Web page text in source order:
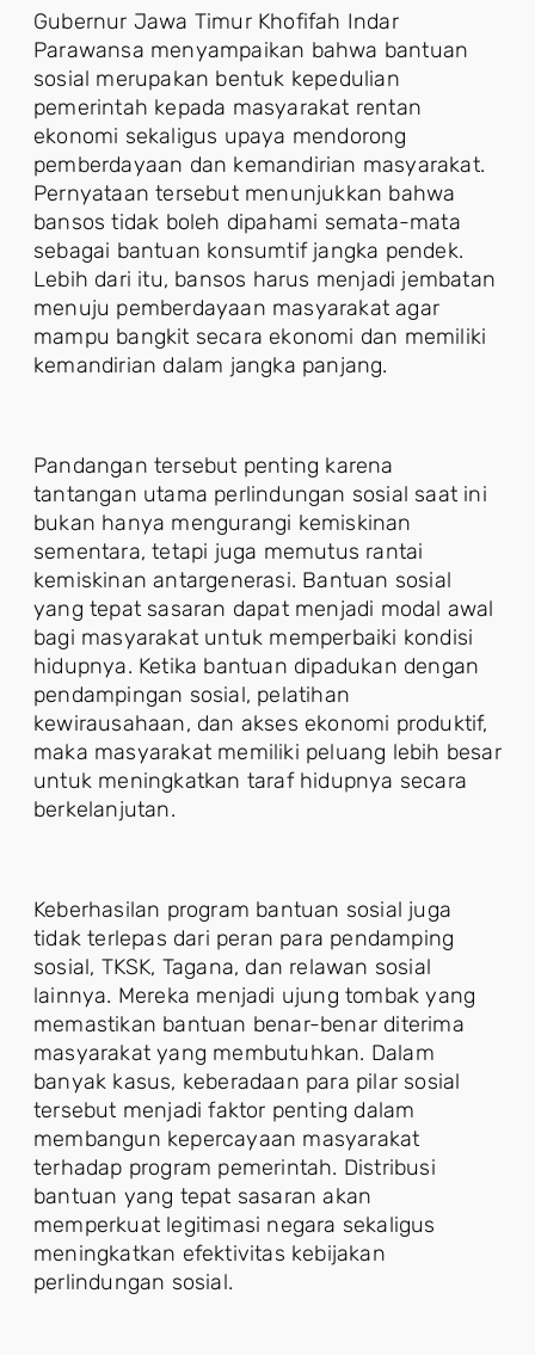
Gubernur Jawa Timur Khofifah Indar
Parawansa menyampaikan bahwa bantuan
sosial merupakan bentuk kepedulian
pemerintah kepada masyarakat rentan
ekonomi sekaligus upaya mendorong
pemberdayaan dan kemandirian masyarakat.
Pernyataan tersebut menunjukkan bahwa
bansos tidak boleh dipahami semata-mata
sebagai bantuan konsumtif jangka pendek.
Lebih dari itu, bansos harus menjadi jembatan
menuju pemberdayaan masyarakat agar
mampu bangkit secara ekonomi dan memiliki
kemandirian dalam jangka panjang.
Pandangan tersebut penting karena
tantangan utama perlindungan sosial saat ini
bukan hanya mengurangi kemiskinan
sementara, tetapi juga memutus rantai
kemiskinan antargenerasi. Bantuan sosial
yang tepat sasaran dapat menjadi modal awal
bagi masyarakat untuk memperbaiki kondisi
hidupnya. Ketika bantuan dipadukan dengan
pendampingan sosial, pelatihan
kewirausahaan, dan akses ekonomi produktif,
maka masyarakat memiliki peluang lebih besar
untuk meningkatkan taraf hidupnya secara
berkelanjutan.
Keberhasilan program bantuan sosial juga
tidak terlepas dari peran para pendamping
sosial, TKSK, Tagana, dan relawan sosial
lainnya. Mereka menjadi ujung tombak yang
memastikan bantuan benar-benar diterima
masyarakat yang membutuhkan. Dalam
banyak kasus, keberadaan para pilar sosial
tersebut menjadi faktor penting dalam
membangun kepercayaan masyarakat
terhadap program pemerintah. Distribusi
bantuan yang tepat sasaran akan
memperkuat legitimasi negara sekaligus
meningkatkan efektivitas kebijakan
perlindungan sosial.